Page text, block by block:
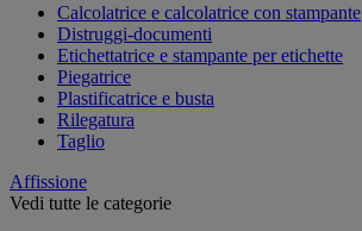
Calcolatrice e calcolatrice con stampante
Distruggi-documenti
Etichettatrice e stampante per etichette
Piegatrice
Plastificatrice e busta
Rilegatura
Taglio
Affissione
Vedi tutte le categorie